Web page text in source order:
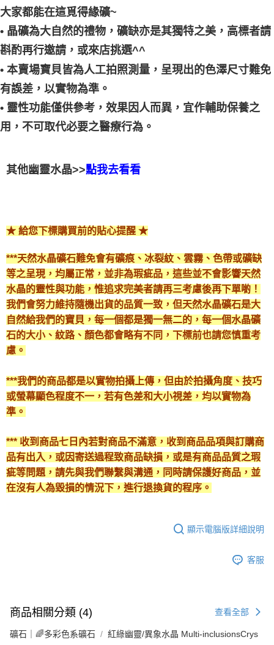
大家都能在這覓得緣礦~
• 晶礦為大自然的禮物，礦缺亦是其獨特之美，高標者請
斟酌再行邀請，或來店挑選^^
• 本賣場寶貝皆為人工拍照測量，呈現出的色澤尺寸難免
有誤差，以實物為準。
• 靈性功能僅供參考，效果因人而異，宜作輔助保養之
用，不可取代必要之醫療行為。
其他幽靈水晶>>點我去看看
★ 給您下標購買前的貼心提醒 ★
***天然水晶礦石難免會有礦痕、冰裂紋、雲霧、色帶或礦缺
等之呈現，均屬正常，並非為瑕疵品，這些並不會影響天然
水晶的靈性與功能，惟追求完美者請再三考慮後再下單喲！
我們會努力維持隨機出貨的品質一致，但天然水晶礦石是大
自然給我們的寶貝，每一個都是獨一無二的，每一個水晶礦
石的大小、紋路、顏色都會略有不同，下標前也請您慎重考
慮。
***我們的商品都是以實物拍攝上傳，但由於拍攝角度、技巧
或螢幕顯色程度不一，若有色差和大小視差，均以實物為
準。
*** 收到商品七日內若對商品不滿意，收到商品品項與訂購商
品有出入，或因寄送過程致商品缺損，或是有商品品質之瑕
疵等問題，請先與我們聯繫與溝通，同時請保護好商品，並
在沒有人為毀損的情況下，進行退換貨的程序。
顯示電腦版詳細說明
客服
商品相關分類 (4) 查看全部
礦石｜🌈多彩色系礦石 紅綠幽靈/異象水晶 Multi-inclusionsCrys